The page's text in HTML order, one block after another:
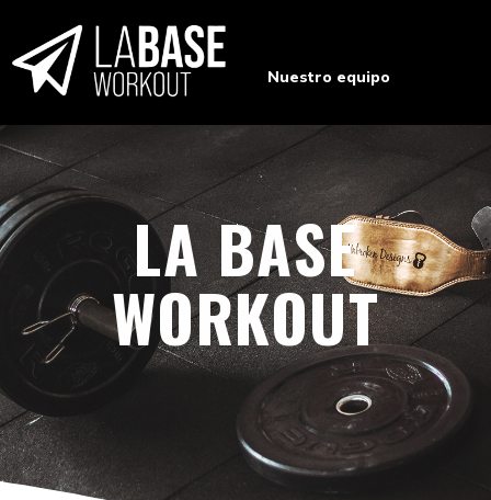
contenido
Nuestro equipo
LA BASE
WORKOUT